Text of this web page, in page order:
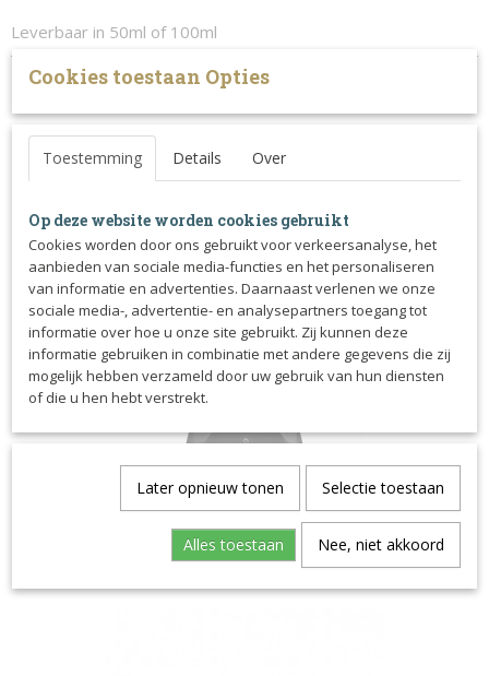
Leverbaar in 50ml of 100ml
Ook interessant
Heiniger Saphir Basic met scheerkop nr. 10
Cookies toestaan Opties
Toestemming Details Over
Op deze website worden cookies gebruikt
Cookies worden door ons gebruikt voor verkeersanalyse, het
aanbieden van sociale media-functies en het personaliseren
van informatie en advertenties. Daarnaast verlenen we onze
sociale media-, advertentie- en analysepartners toegang tot
informatie over hoe u onze site gebruikt. Zij kunnen deze
informatie gebruiken in combinatie met andere gegevens die zij
mogelijk hebben verzameld door uw gebruik van hun diensten
of die u hen hebt verstrekt.
Later opnieuw tonen Selectie toestaan
Alles toestaan Nee, niet akkoord